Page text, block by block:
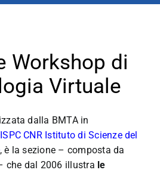
Workshop di
Virtuale
dalla BMTA in
ISPC CNR Istituto di Scienze del
, è la sezione – composta da
che dal 2006 illustra le